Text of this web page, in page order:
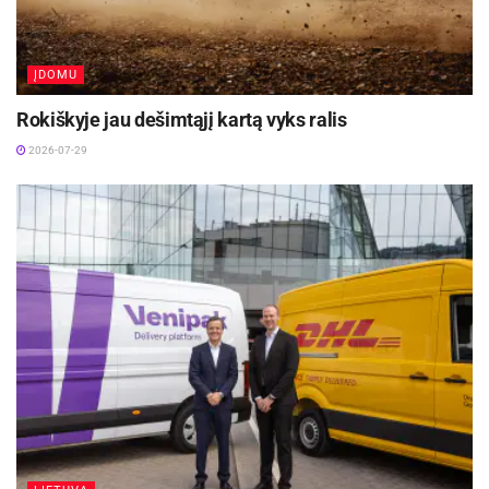
Lietaus nuotekų inžinerinių tinklų M. Riomerio g. 1
Rokiškyje statybai – 55 320 Eur.;
Rokiškio Romuvos gimnazijos 2 kabinetų remontui ir
signalizacijos sistemos įrengimui suaugusiųjų skyriuje
– 22 950 Eur.;
Rokiškio Juozo-Tumo Vaižganto progimnazijos
technologijos kabineto remontui – 9000 Eur.;
Rokiškio specialiajai mokyklai – daugiafunkciam
centrui – senos tvoros demontavimo darbams – 5000
Eur.;
Rokiškio mokyklai – darželiui „Ąžuoliukas“ garažo,
esančio Taikos g. 17, stogo remontui – 3900 Eur.;
Rokiškio lopšelio – darželio „Nykštukas“ I aukšto
koridoriaus elektros spintos ir instaliacijos
atnaujinimui bei pastato rūsyje esančių medinių durų
ĮDOMU
Rokiškyje jau dešimtąjį kartą vyks ralis
2026-07-29